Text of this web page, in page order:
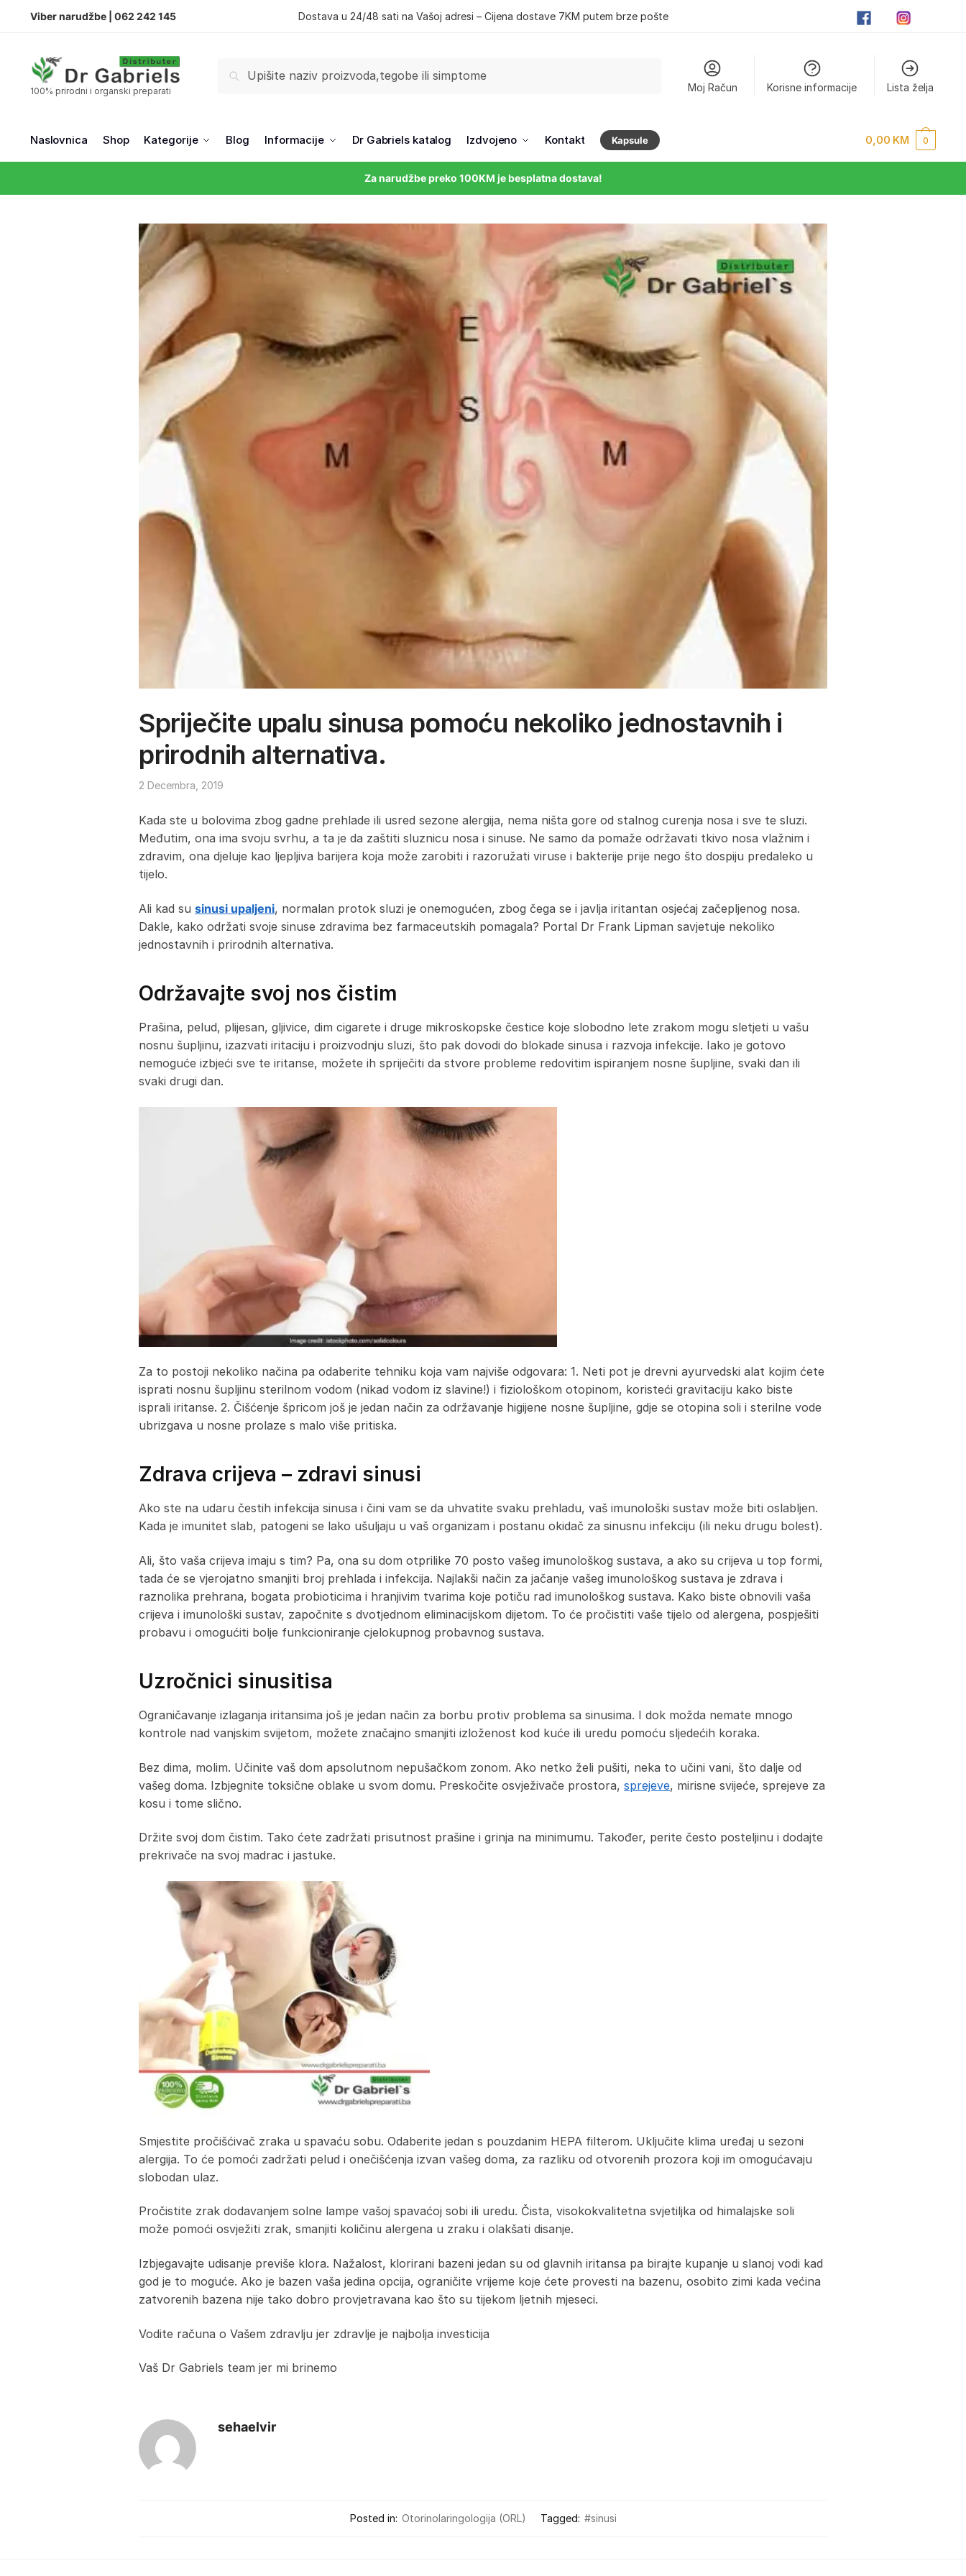
Viber narudžbe | 062 242 145 Dostava u 24/48 sati na Vašoj adresi – Cijena dostave 7KM putem brze pošte
100% prirodni i organski preparati
Pretraži
Moj Račun Korisne informacije Lista želja
Naslovnica Shop Kategorije Blog Informacije Dr Gabriels katalog Izdvojeno Kontakt Kapsule 0,00 KM 0
Za narudžbe preko 100KM je besplatna dostava!
Spriječite upalu sinusa pomoću nekoliko jednostavnih i
prirodnih alternativa.
2 Decembra, 2019
Kada ste u bolovima zbog gadne prehlade ili usred sezone alergija, nema ništa gore od stalnog curenja nosa i sve te sluzi.
Međutim, ona ima svoju svrhu, a ta je da zaštiti sluznicu nosa i sinuse. Ne samo da pomaže održavati tkivo nosa vlažnim i
zdravim, ona djeluje kao ljepljiva barijera koja može zarobiti i razoružati viruse i bakterije prije nego što dospiju predaleko u
tijelo.
Ali kad susinusi upaljeni, normalan protok sluzi je onemogućen, zbog čega se i javlja iritantan osjećaj začepljenog nosa.
Dakle, kako održati svoje sinuse zdravima bez farmaceutskih pomagala? Portal Dr Frank Lipman savjetuje nekoliko
jednostavnih i prirodnih alternativa.
Održavajte svoj nos čistim
Prašina, pelud, plijesan, gljivice, dim cigarete i druge mikroskopske čestice koje slobodno lete zrakom mogu sletjeti u vašu
nosnu šupljinu, izazvati iritaciju i proizvodnju sluzi, što pak dovodi do blokade sinusa i razvoja infekcije. Iako je gotovo
nemoguće izbjeći sve te iritanse, možete ih spriječiti da stvore probleme redovitim ispiranjem nosne šupljine, svaki dan ili
svaki drugi dan.
Za to postoji nekoliko načina pa odaberite tehniku koja vam najviše odgovara: 1. Neti pot je drevni ayurvedski alat kojim ćete
isprati nosnu šupljinu sterilnom vodom (nikad vodom iz slavine!) i fiziološkom otopinom, koristeći gravitaciju kako biste
isprali iritanse. 2. Čišćenje špricom još je jedan način za održavanje higijene nosne šupljine, gdje se otopina soli i sterilne vode
ubrizgava u nosne prolaze s malo više pritiska.
Zdrava crijeva – zdravi sinusi
Ako ste na udaru čestih infekcija sinusa i čini vam se da uhvatite svaku prehladu, vaš imunološki sustav može biti oslabljen.
Kada je imunitet slab, patogeni se lako ušuljaju u vaš organizam i postanu okidač za sinusnu infekciju (ili neku drugu bolest).
Ali, što vaša crijeva imaju s tim? Pa, ona su dom otprilike 70 posto vašeg imunološkog sustava, a ako su crijeva u top formi,
tada će se vjerojatno smanjiti broj prehlada i infekcija. Najlakši način za jačanje vašeg imunološkog sustava je zdrava i
raznolika prehrana, bogata probioticima i hranjivim tvarima koje potiču rad imunološkog sustava. Kako biste obnovili vaša
crijeva i imunološki sustav, započnite s dvotjednom eliminacijskom dijetom. To će pročistiti vaše tijelo od alergena, pospješiti
probavu i omogućiti bolje funkcioniranje cjelokupnog probavnog sustava.
Uzročnici sinusitisa
Ograničavanje izlaganja iritansima još je jedan način za borbu protiv problema sa sinusima. I dok možda nemate mnogo
kontrole nad vanjskim svijetom, možete značajno smanjiti izloženost kod kuće ili uredu pomoću sljedećih koraka.
Bez dima, molim. Učinite vaš dom apsolutnom nepušačkom zonom. Ako netko želi pušiti, neka to učini vani, što dalje od
vašeg doma. Izbjegnite toksične oblake u svom domu. Preskočite osvježivače prostora,sprejeve, mirisne svijeće, sprejeve za
kosu i tome slično.
Držite svoj dom čistim. Tako ćete zadržati prisutnost prašine i grinja na minimumu. Također, perite često posteljinu i dodajte
prekrivače na svoj madrac i jastuke.
Smjestite pročišćivač zraka u spavaću sobu. Odaberite jedan s pouzdanim HEPA filterom. Uključite klima uređaj u sezoni
alergija. To će pomoći zadržati pelud i onečišćenja izvan vašeg doma, za razliku od otvorenih prozora koji im omogućavaju
slobodan ulaz.
Pročistite zrak dodavanjem solne lampe vašoj spavaćoj sobi ili uredu. Čista, visokokvalitetna svjetiljka od himalajske soli
može pomoći osvježiti zrak, smanjiti količinu alergena u zraku i olakšati disanje.
Izbjegavajte udisanje previše klora. Nažalost, klorirani bazeni jedan su od glavnih iritansa pa birajte kupanje u slanoj vodi kad
god je to moguće. Ako je bazen vaša jedina opcija, ograničite vrijeme koje ćete provesti na bazenu, osobito zimi kada većina
zatvorenih bazena nije tako dobro provjetravana kao što su tijekom ljetnih mjeseci.
Vodite računa o Vašem zdravlju jer zdravlje je najbolja investicija
Vaš Dr Gabriels team jer mi brinemo
sehaelvir
Posted in: Otorinolaringologija (ORL) Tagged: #sinusi